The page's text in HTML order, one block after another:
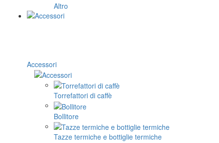
Altro
Accessori
Torrefattori di caffè
Bollitore
Tazze termiche e bottiglie termiche